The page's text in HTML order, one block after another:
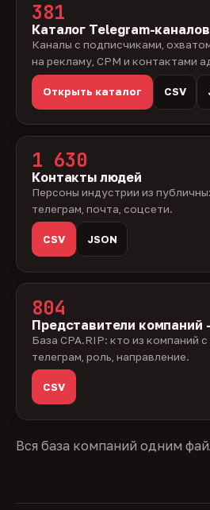
381
Каталог Telegram-каналов
Каналы с подписчиками,
на рекламу, CPM и контактами
Открыть каталог CSV
1 630
Контакты людей
Персоны индустрии из
телеграм, почта, соцсети.
CSV JSON
804
Представители компаний
База CPA.RIP: кто из компаний
телеграм, роль, направление.
CSV
Вся база компаний одним